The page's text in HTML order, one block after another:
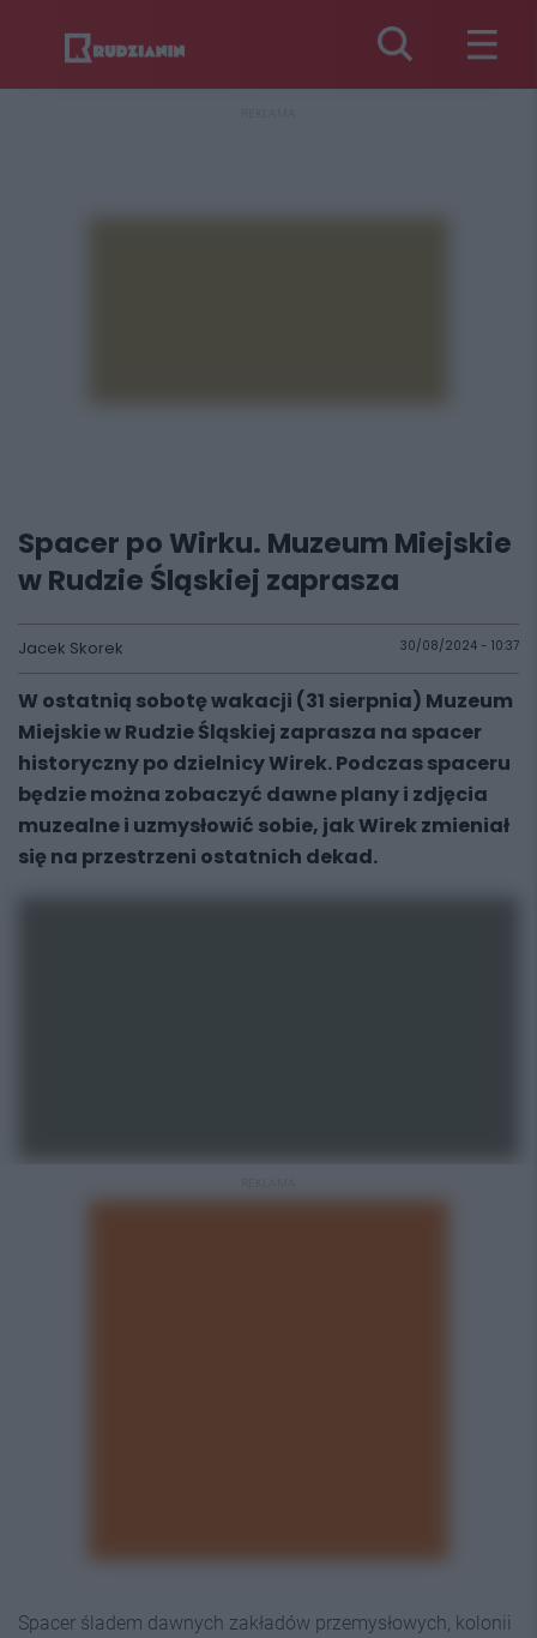
Spacer po Wirku. Muzeum Miejskie
w Rudzie Śląskiej zaprasza
Jacek Skorek 30/08/2024 - 10:37
W ostatnią sobotę wakacji (31 sierpnia) Muzeum
Miejskie w Rudzie Śląskiej zaprasza na spacer
historyczny po dzielnicy Wirek. Podczas spaceru
będzie można zobaczyć dawne plany i zdjęcia
muzealne i uzmysłowić sobie, jak Wirek zmieniał
się na przestrzeni ostatnich dekad.
Spacer śladem dawnych zakładów przemysłowych, kolonii